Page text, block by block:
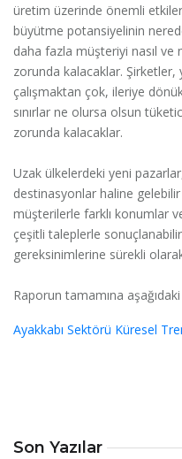
Son Yazılar
üretim üzerinde önemli
büyütme potansiyelinin
daha fazla müşteriyi nasıl
zorunda kalacaklar.
çalışmaktan çok, ileriye
sınırlar ne olursa olsun
zorunda kalacaklar.
Uzak ülkelerdeki yeni
destinasyonlar haline
müşterilerle farklı konumlar
çeşitli taleplerle
gereksinimlerine sürekli
Raporun tamamına
Ayakkabı Sektörü Küresel